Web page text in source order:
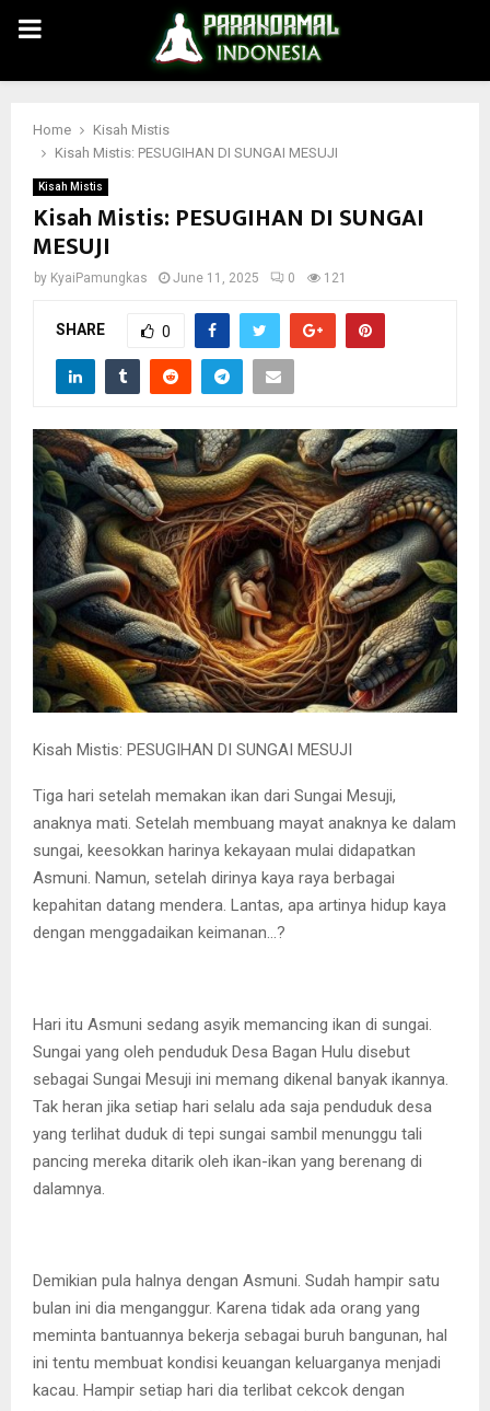
PRIMARY
MENU
Home
Kisah Mistis
Kisah Mistis: PESUGIHAN DI SUNGAI MESUJI
Kisah Mistis
Kisah Mistis: PESUGIHAN DI SUNGAI
MESUJI
by KyaiPamungkas June 11, 2025 0 121
SHARE 0
Kisah Mistis: PESUGIHAN DI SUNGAI MESUJI
Tiga hari setelah memakan ikan dari Sungai Mesuji,
anaknya mati. Setelah membuang mayat anaknya ke dalam
sungai, keesokkan harinya kekayaan mulai didapatkan
Asmuni. Namun, setelah dirinya kaya raya berbagai
kepahitan datang mendera. Lantas, apa artinya hidup kaya
dengan menggadaikan keimanan…?
Hari itu Asmuni sedang asyik memancing ikan di sungai.
Sungai yang oleh penduduk Desa Bagan Hulu disebut
sebagai Sungai Mesuji ini memang dikenal banyak ikannya.
Tak heran jika setiap hari selalu ada saja penduduk desa
yang terlihat duduk di tepi sungai sambil menunggu tali
pancing mereka ditarik oleh ikan-ikan yang berenang di
dalamnya.
Demikian pula halnya dengan Asmuni. Sudah hampir satu
bulan ini dia menganggur. Karena tidak ada orang yang
meminta bantuannya bekerja sebagai buruh bangunan, hal
ini tentu membuat kondisi keuangan keluarganya menjadi
kacau. Hampir setiap hari dia terlibat cekcok dengan